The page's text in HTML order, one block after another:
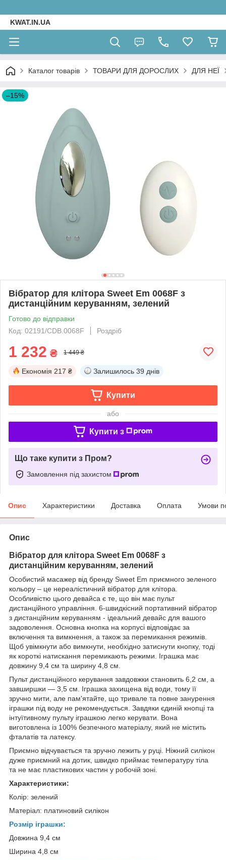
KWAT.IN.UA
Каталог товарів ТОВАРИ ДЛЯ ДОРОСЛИХ ДЛЯ НЕЇ
–15%
Вібратор для клітора Sweet Em 0068F з
дистанційним керуванням, зелений
Готово до відправки
Код: 02191/CDB.0068F
Роздріб
1 232 ₴ 1 449 ₴
Економія 217 ₴ Залишилось 39 днів
Купити
або
Купити з
Що таке купити з Пром?
Замовлення під захистом
Опис Характеристики Доставка Оплата Умови
Опис
Вібратор для клітора Sweet Em 0068F з
дистанційним керуванням, зелений
Особистий масажер від бренду Sweet Em приємного зеленого
кольору – це нереалістичний вібратор для клітора.
Особливістю цього девайса є те, що він має пульт
дистанційного управління. 6-швидкісний портативний вібратор
з дистанційним керуванням - ідеальний девайс для вашого
задоволення. Основна кнопка на корпусі відповідає за
включення та вимкнення, а також за перемикання режимів.
Щоб увімкнути або вимкнути, необхідно затиснути кнопку, тоді
як короткі натискання перемикають режими. Іграшка має
довжину 9,4 см та ширину 4,8 см.
Пульт дистанційного керування завдовжки становить 6,2 см, а
завширшки — 3,5 см. Іграшка захищена від води, тому її
зручно мити, але пам'ятайте, що тривале та повне занурення
іграшки під воду не рекомендується. Завдяки єдиній кнопці та
інтуїтивному пульту іграшкою легко керувати. Вона
виготовлена із 100% безпечного матеріалу, який не містить
фталатів та латексу.
Приємно відчувається та зручно лежить у руці. Ніжний силікон
дуже приємний на дотик, швидко приймає температуру тіла
та не має пластикових частин у робочій зоні.
Характеристики:
Колір: зелений
Матеріал: платиновий силікон
Розмір іграшки:
Довжина 9,4 см
Ширина 4,8 см